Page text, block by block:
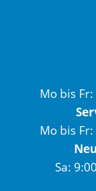
Mo bis
Mo bis
Sa: